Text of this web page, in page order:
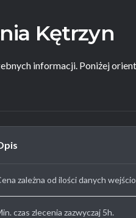
Kętrzyn
informacji. Poniżej
zależna od ilości danych
czas zlecenia zazwyczaj 5h.